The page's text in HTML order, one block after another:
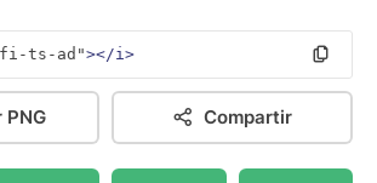
ts-ad"></i>
PNG Compartir